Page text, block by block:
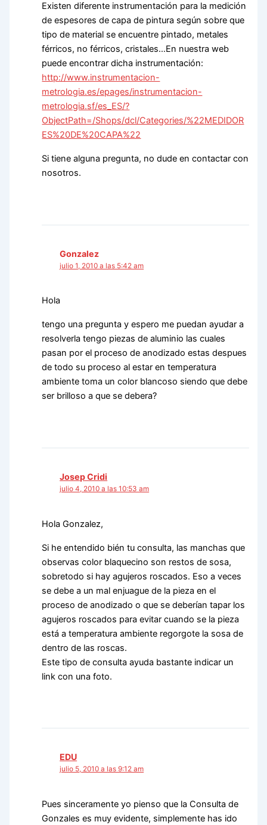
Existen diferente instrumentación para la medición
de espesores de capa de pintura según sobre que
tipo de material se encuentre pintado, metales
férricos, no férricos, cristales…En nuestra web
puede encontrar dicha instrumentación:
http://www.instrumentacion-
metrologia.es/epages/instrumentacion-
metrologia.sf/es_ES/?
ObjectPath=/Shops/dcl/Categories/%22MEDIDOR
ES%20DE%20CAPA%22
Si tiene alguna pregunta, no dude en contactar con
nosotros.
Gonzalez
julio 1, 2010 a las 5:42 am
Hola
tengo una pregunta y espero me puedan ayudar a
resolverla tengo piezas de aluminio las cuales
pasan por el proceso de anodizado estas despues
de todo su proceso al estar en temperatura
ambiente toma un color blancoso siendo que debe
ser brilloso a que se debera?
Josep Cridi
julio 4, 2010 a las 10:53 am
Hola Gonzalez,
Si he entendido bién tu consulta, las manchas que
observas color blaquecino son restos de sosa,
sobretodo si hay agujeros roscados. Eso a veces
se debe a un mal enjuague de la pieza en el
proceso de anodizado o que se deberían tapar los
agujeros roscados para evitar cuando se la pieza
está a temperatura ambiente regorgote la sosa de
dentro de las roscas.
Este tipo de consulta ayuda bastante indicar un
link con una foto.
EDU
julio 5, 2010 a las 9:12 am
Pues sinceramente yo pienso que la Consulta de
Gonzales es muy evidente, simplemente has ido